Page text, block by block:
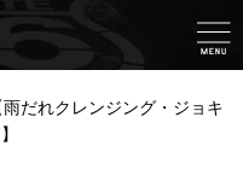
だれクレンジング・ジョキ